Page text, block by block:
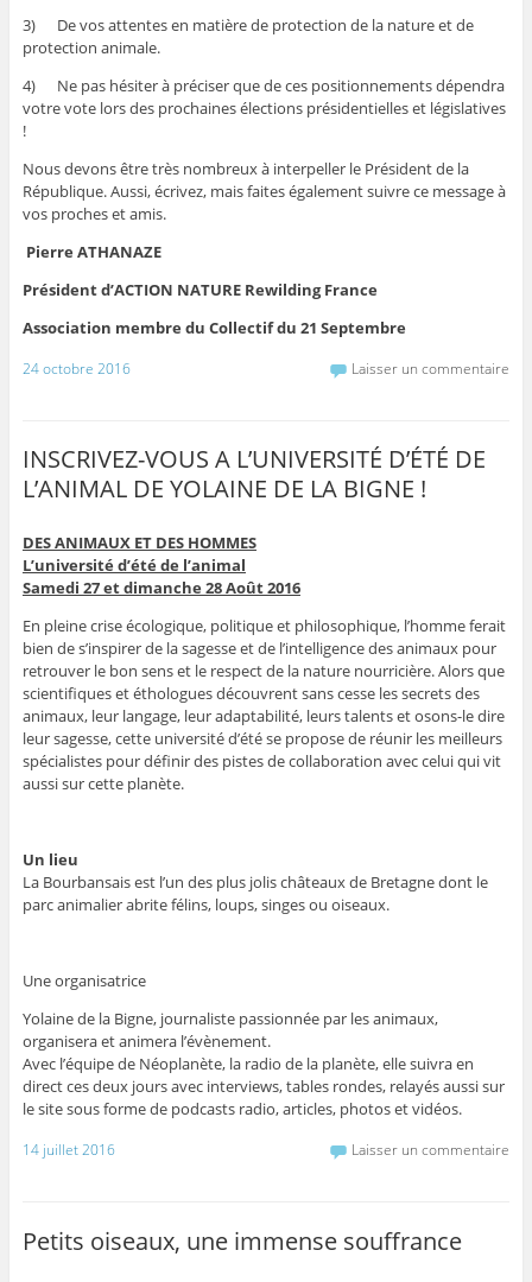
3) De vos attentes en matière de protection de la nature et de
protection animale.
4) Ne pas hésiter à préciser que de ces positionnements dépendra
votre vote lors des prochaines élections présidentielles et législatives
!
Nous devons être très nombreux à interpeller le Président de la
République. Aussi, écrivez, mais faites également suivre ce message à
vos proches et amis.
Pierre ATHANAZE
Président d’ACTION NATURE Rewilding France
Association membre du Collectif du 21 Septembre
24 octobre 2016 Laisser un commentaire
INSCRIVEZ-VOUS A L’UNIVERSITÉ D’ÉTÉ DE
L’ANIMAL DE YOLAINE DE LA BIGNE !
DES ANIMAUX ET DES HOMMES
L’université d’été de l’animal
Samedi 27 et dimanche 28 Août 2016
En pleine crise écologique, politique et philosophique, l’homme ferait
bien de s’inspirer de la sagesse et de l’intelligence des animaux pour
retrouver le bon sens et le respect de la nature nourricière. Alors que
scientifiques et éthologues découvrent sans cesse les secrets des
animaux, leur langage, leur adaptabilité, leurs talents et osons-le dire
leur sagesse, cette université d’été se propose de réunir les meilleurs
spécialistes pour définir des pistes de collaboration avec celui qui vit
aussi sur cette planète.
Un lieu
La Bourbansais est l’un des plus jolis châteaux de Bretagne dont le
parc animalier abrite félins, loups, singes ou oiseaux.
Une organisatrice
Yolaine de la Bigne, journaliste passionnée par les animaux,
organisera et animera l’évènement.
Avec l’équipe de Néoplanète, la radio de la planète, elle suivra en
direct ces deux jours avec interviews, tables rondes, relayés aussi sur
le site sous forme de podcasts radio, articles, photos et vidéos.
14 juillet 2016 Laisser un commentaire
Petits oiseaux, une immense souffrance